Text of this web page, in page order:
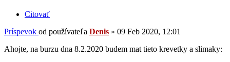
Citovať
Príspevok od používateľa Denis » 09 Feb 2020, 12:01
Ahojte, na burzu dna 8.2.2020 budem mat tieto krevetky a slimaky: